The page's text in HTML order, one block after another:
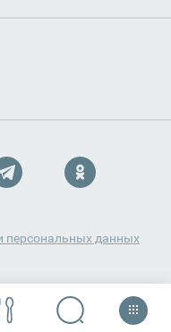
персональных данных